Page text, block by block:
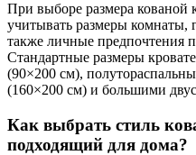
При выборе размера кованой
учитывать размеры комнаты,
также личные предпочтения
Стандартные размеры
(90×200 см),
(160×200 см) и большими
Как выбрать стиль
подходящий для дома?